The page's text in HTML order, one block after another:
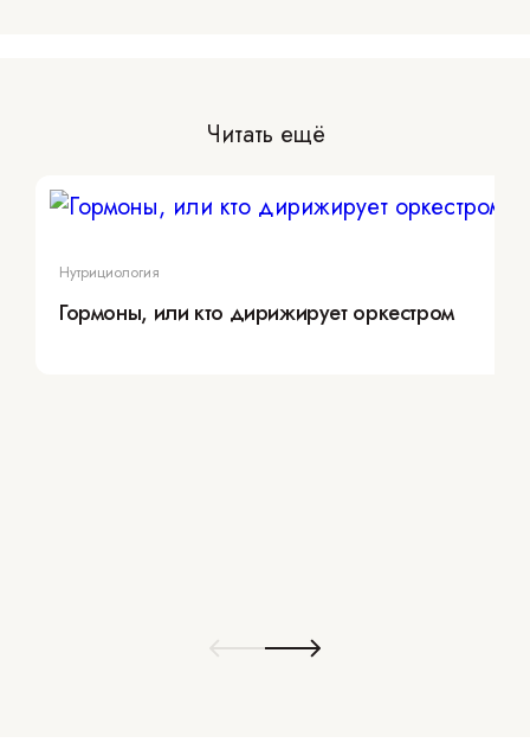
Читать ещё
Нутрициология
Гормоны, или кто дирижирует оркестром